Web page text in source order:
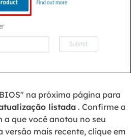
na próxima página para
listada. Confirme a
a que você anotou no seu
versão mais recente, clique em